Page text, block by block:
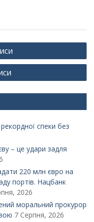
спеки без
– це удари задля
220 млн євро на
портів. Нацбанк
2026
моральний прокурор
7 Серпня, 2026